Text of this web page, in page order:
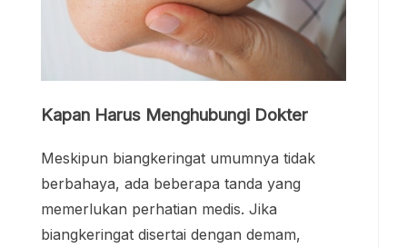
Kapan Harus Menghubungi Dokter
Meskipun biangkeringat umumnya tidak
berbahaya, ada beberapa tanda yang
memerlukan perhatian medis. Jika
biangkeringat disertai dengan demam,